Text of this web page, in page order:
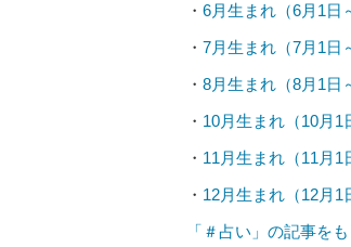
・ 6月生まれ（6月1日
・ 7月生まれ（7月1日
・ 8月生まれ（8月1日
・ 10月生まれ（10月1
・ 11月生まれ（11月1
・ 12月生まれ（12月1
「＃占い」の記事を